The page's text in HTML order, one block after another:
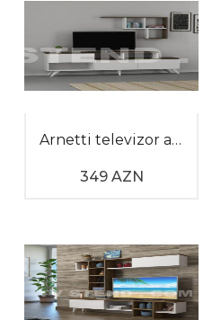
Arnetti televizor altı
349 AZN